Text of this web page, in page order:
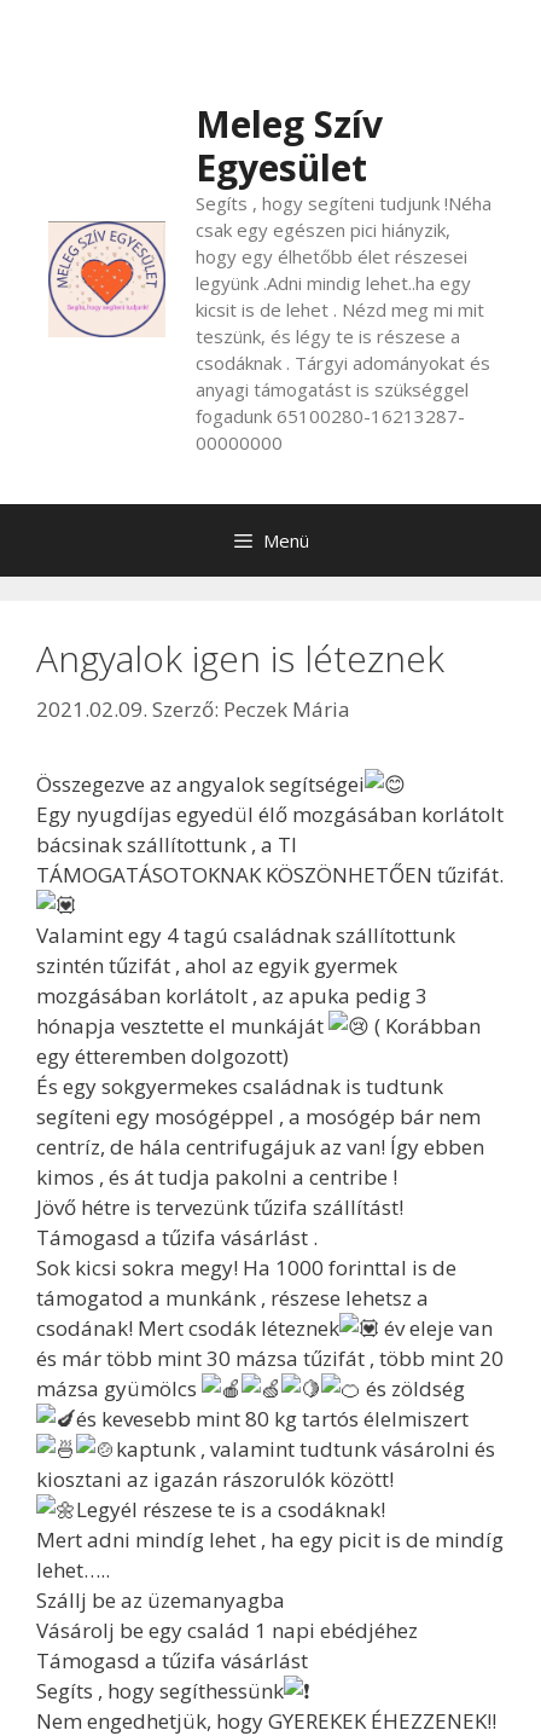
Meleg Szív
Egyesület
Segíts , hogy segíteni tudjunk !Néha
csak egy egészen pici hiányzik,
hogy egy élhetőbb élet részesei
legyünk .Adni mindig lehet..ha egy
kicsit is de lehet . Nézd meg mi mit
teszünk, és légy te is részese a
csodáknak . Tárgyi adományokat és
anyagi támogatást is szükséggel
fogadunk 65100280-16213287-
00000000
Menü
Angyalok igen is léteznek
2021.02.09. Szerző: Peczek Mária
Összegezve az angyalok segítségei
Egy nyugdíjas egyedül élő mozgásában korlátolt
bácsinak szállítottunk , a TI
TÁMOGATÁSOTOKNAK KÖSZÖNHETŐEN tűzifát.
Valamint egy 4 tagú családnak szállítottunk
szintén tűzifát , ahol az egyik gyermek
mozgásában korlátolt , az apuka pedig 3
hónapja vesztette el munkáját
( Korábban
egy étteremben dolgozott)
És egy sokgyermekes családnak is tudtunk
segíteni egy mosógéppel , a mosógép bár nem
centríz, de hála centrifugájuk az van! Így ebben
kimos , és át tudja pakolni a centribe !
Jövő hétre is tervezünk tűzifa szállítást!
Támogasd a tűzifa vásárlást .
Sok kicsi sokra megy! Ha 1000 forinttal is de
támogatod a munkánk , részese lehetsz a
csodának! Mert csodák léteznek
év eleje van
és már több mint 30 mázsa tűzifát , több mint 20
mázsa gyümölcs
és zöldség
és kevesebb mint 80 kg tartós élelmiszert
kaptunk , valamint tudtunk vásárolni és
kiosztani az igazán rászorulók között!
Legyél részese te is a csodáknak!
Mert adni mindíg lehet , ha egy picit is de mindíg
lehet…..
Szállj be az üzemanyagba
Vásárolj be egy család 1 napi ebédjéhez
Támogasd a tűzifa vásárlást
Segíts , hogy segíthessünk
Nem engedhetjük, hogy GYEREKEK ÉHEZZENEK!!